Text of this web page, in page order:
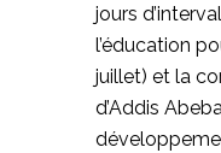
jours
l’éducation
juillet) et la
d’Addis